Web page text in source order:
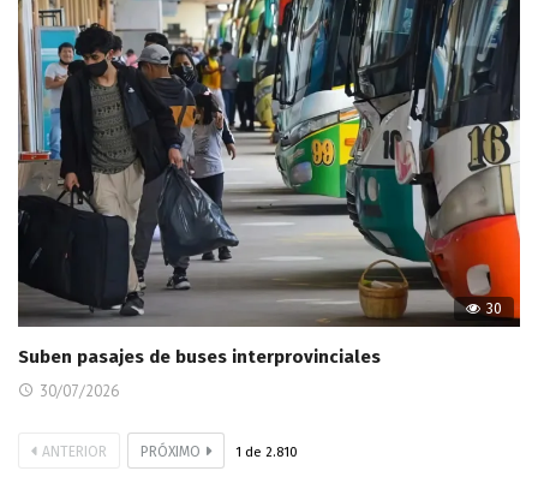
30
Suben pasajes de buses interprovinciales
30/07/2026
ANTERIOR PRÓXIMO 1 de 2.810